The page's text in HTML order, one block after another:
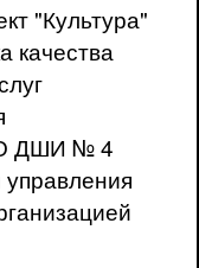
"Культура"
качества
ДШИ № 4